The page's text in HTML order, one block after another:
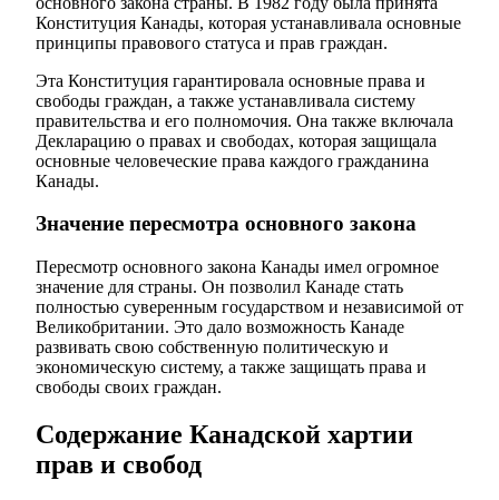
Конституция Канады, которая устанавливала основные
принципы правового статуса и прав граждан.
Эта Конституция гарантировала основные права и
свободы граждан, а также устанавливала систему
правительства и его полномочия. Она также включала
Декларацию о правах и свободах, которая защищала
основные человеческие права каждого гражданина
Канады.
Значение пересмотра основного закона
Пересмотр основного закона Канады имел огромное
значение для страны. Он позволил Канаде стать
полностью суверенным государством и независимой от
Великобритании. Это дало возможность Канаде
развивать свою собственную политическую и
экономическую систему, а также защищать права и
свободы своих граждан.
Содержание Канадской хартии
прав и свобод